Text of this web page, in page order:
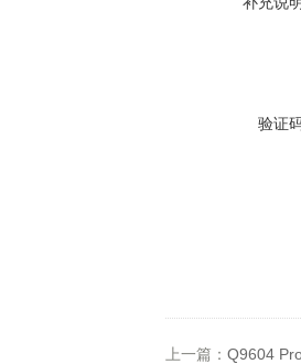
验证
上一篇： Q9604